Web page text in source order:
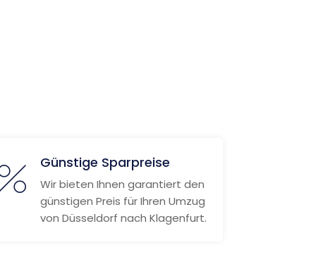
Günstige Sparpreise
Wir bieten Ihnen garantiert den
günstigen Preis für Ihren Umzug
von Düsseldorf nach Klagenfurt.